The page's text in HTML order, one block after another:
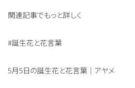
関連記事でもっと詳しく
#誕生花と花言葉
5月5日の誕生花と花言葉｜アヤメ